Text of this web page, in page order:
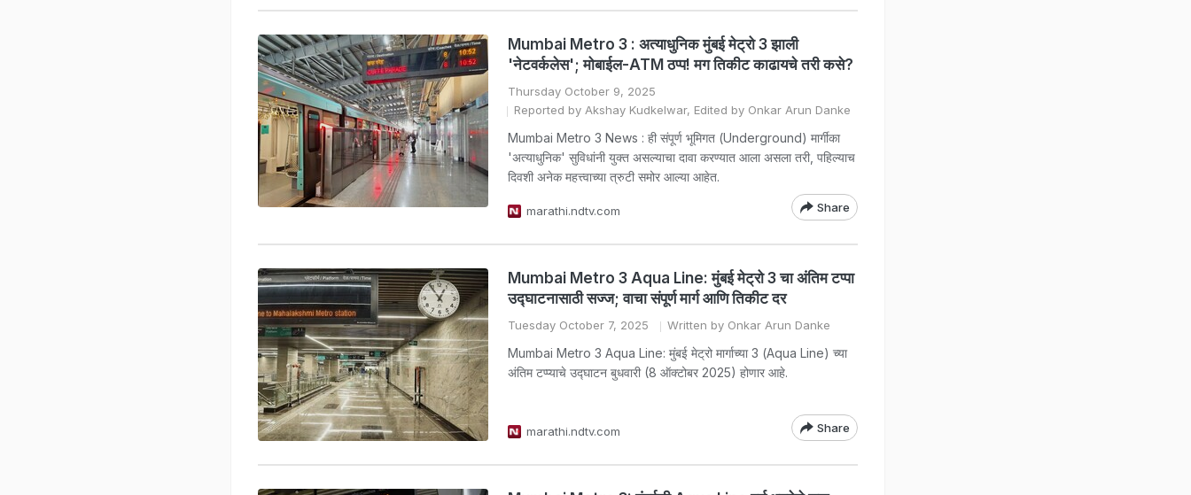
Mumbai Metro 3 : अत्याधुनिक मुंबई मेट्रो 3 झाली
'नेटवर्कलेस'; मोबाईल-ATM ठप्प! मग तिकीट काढायचे तरी कसे?
Thursday October 9, 2025
Reported by Akshay Kudkelwar, Edited by Onkar Arun Danke
Mumbai Metro 3 News : ही संपूर्ण भूमिगत (Underground) मार्गीका
'अत्याधुनिक' सुविधांनी युक्त असल्याचा दावा करण्यात आला असला तरी, पहिल्याच
दिवशी अनेक महत्त्वाच्या त्रुटी समोर आल्या आहेत.
marathi.ndtv.com Share
Mumbai Metro 3 Aqua Line: मुंबई मेट्रो 3 चा अंतिम टप्पा
उद्घाटनासाठी सज्ज; वाचा संपूर्ण मार्ग आणि तिकीट दर
Tuesday October 7, 2025 Written by Onkar Arun Danke
Mumbai Metro 3 Aqua Line: मुंबई मेट्रो मार्गाच्या 3 (Aqua Line) च्या
अंतिम टप्प्याचे उद्घाटन बुधवारी (8 ऑक्टोबर 2025) होणार आहे.
marathi.ndtv.com Share